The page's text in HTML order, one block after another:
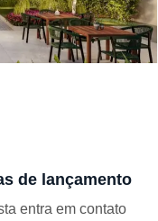
de lançamento
entra em contato